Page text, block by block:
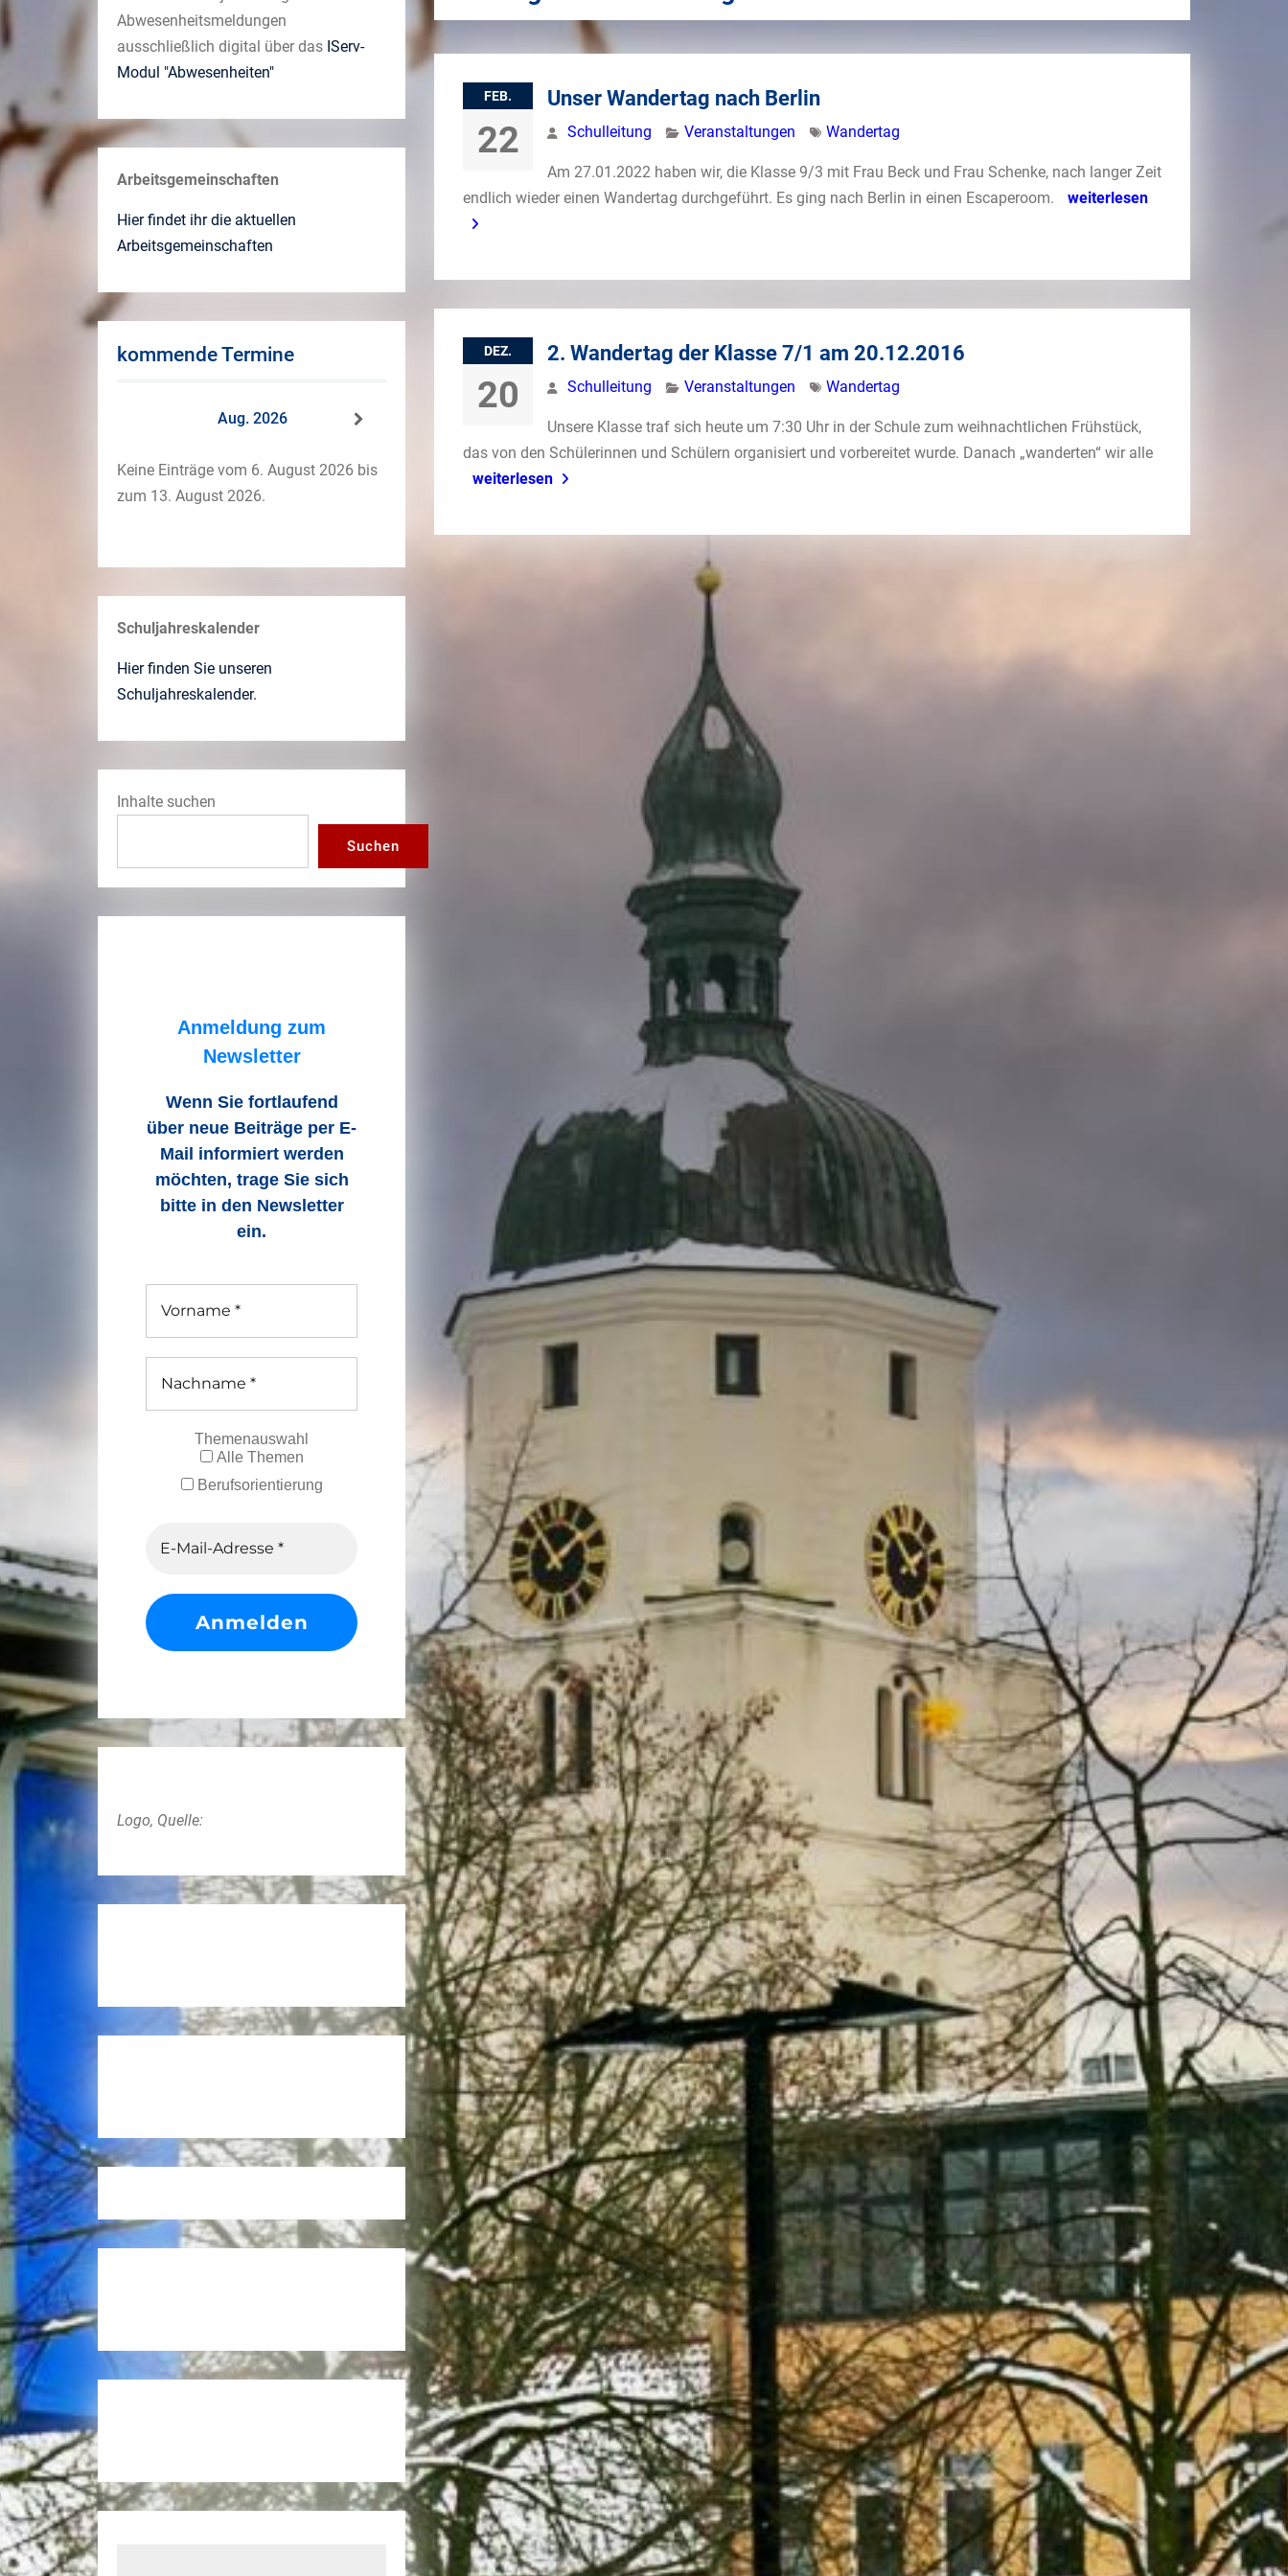
FEB.
22
Unser Wandertag nach Berlin
Schulleitung Veranstaltungen Wandertag
Am 27.01.2022 haben wir, die Klasse 9/3 mit Frau Beck und Frau Schenke, nach langer Zeit
endlich wieder einen Wandertag durchgeführt. Es ging nach Berlin in einen Escaperoom.
weiterlesen
DEZ.
20
2. Wandertag der Klasse 7/1 am 20.12.2016
Schulleitung Veranstaltungen Wandertag
Unsere Klasse traf sich heute um 7:30 Uhr in der Schule zum weihnachtlichen Frühstück,
das von den Schülerinnen und Schülern organisiert und vorbereitet wurde. Danach „wanderten“ wir alle
weiterlesen
Abwesenheitsmeldungen
ausschließlich digital über das IServ-
Modul "Abwesenheiten"
Arbeitsgemeinschaften
Hier findet ihr die aktuellen
Arbeitsgemeinschaften
kommende Termine
Aug. 2026
Keine Einträge vom 6. August 2026 bis
zum 13. August 2026.
Schuljahreskalender
Hier finden Sie unseren
Schuljahreskalender.
Inhalte suchen
Suchen
Anmeldung zum
Newsletter
Wenn Sie fortlaufend
über neue Beiträge per E-
Mail informiert werden
möchten, trage Sie sich
bitte in den Newsletter
ein.
Themenauswahl
Alle Themen
Berufsorientierung
Logo, Quelle: